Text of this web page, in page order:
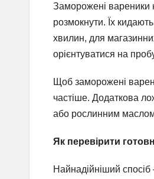
Заморожені вареники
розмокнути. Їх
хвилин, для
орієнтуватися на
Щоб заморожені
частіше. Додаткова
або рослинним
Як перевірити
Найнадійніший